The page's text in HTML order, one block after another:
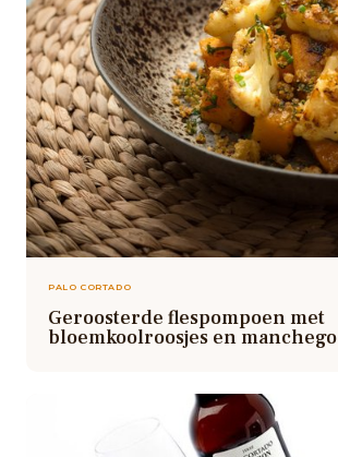
PALO CORTADO
Geroosterde flespompoen met
bloemkoolroosjes en manchego